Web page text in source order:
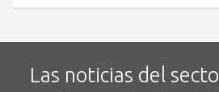
Las noticias del